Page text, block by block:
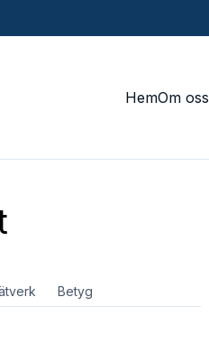
HemOm oss
Betyg